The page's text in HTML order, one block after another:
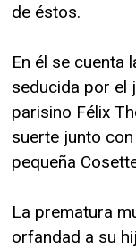
de éstos.
En él se cuenta
seducida por el
parisino Félix
suerte junto
pequeña
La prematura
orfandad a su